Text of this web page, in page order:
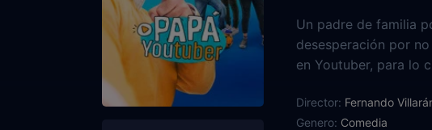
Un padre de familia
desesperación por
en Youtuber, para lo
Director: Fernando
Genero: Comedia